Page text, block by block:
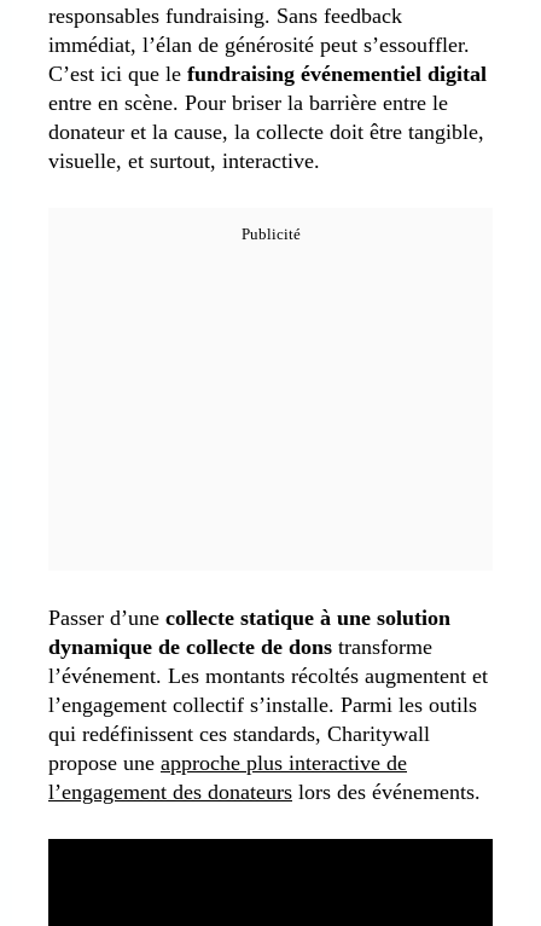
responsables fundraising. Sans feedback
immédiat, l’élan de générosité peut s’essouffler.
C’est ici que le fundraising événementiel digital
entre en scène. Pour briser la barrière entre le
donateur et la cause, la collecte doit être tangible,
visuelle, et surtout, interactive.
Passer d’une collecte statique à une solution
dynamique de collecte de dons transforme
l’événement. Les montants récoltés augmentent et
l’engagement collectif s’installe. Parmi les outils
qui redéfinissent ces standards, Charitywall
propose une approche plus interactive de
l’engagement des donateurs lors des événements.